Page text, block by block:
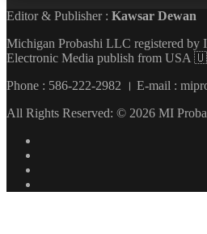
Editor & Publisher : Kawsar Dewan
Michigan Probashi LLC registered by
Electronic Media publish from USA
Phone : 586-222-2982 । E-mail :
All Rights Reserved: © 2026 MI